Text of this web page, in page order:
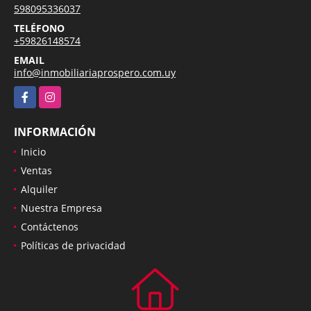
598095336037
TELÉFONO
+59826148574
EMAIL
info@inmobiliariaprospero.com.uy
FacebookInstagram
INFORMACIÓN
Inicio
Ventas
Alquiler
Nuestra Empresa
Contáctenos
Políticas de privacidad